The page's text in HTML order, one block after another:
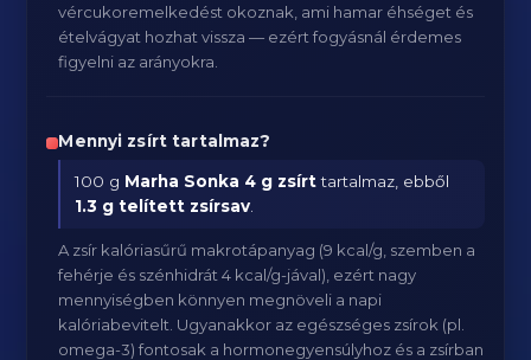
vércukoremelkedést okoznak, ami hamar éhséget és
ételvágyat hozhat vissza — ezért fogyásnál érdemes
figyelni az arányokra.
Mennyi zsírt tartalmaz?
100 g Marha Sonka 4 g zsírttartalmaz, ebből
1.3 g telített zsírsav
A zsír kalóriasűrű makrotápanyag (9 kcal/g, szemben a
fehérje és szénhidrát 4 kcal/g-jával), ezért nagy
mennyiségben könnyen megnöveli a napi
kalóriabevitelt. Ugyanakkor az egészséges zsírok (pl.
omega-3) fontosak a hormonegyensúlyhoz és a zsírban